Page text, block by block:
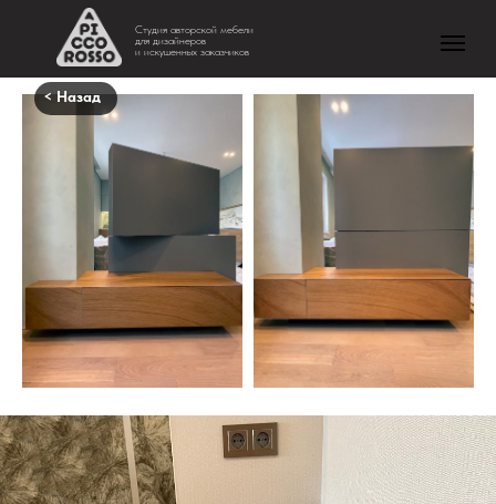
Студия авторской мебели
для дизайнеров
и искушенных заказчиков
< Назад